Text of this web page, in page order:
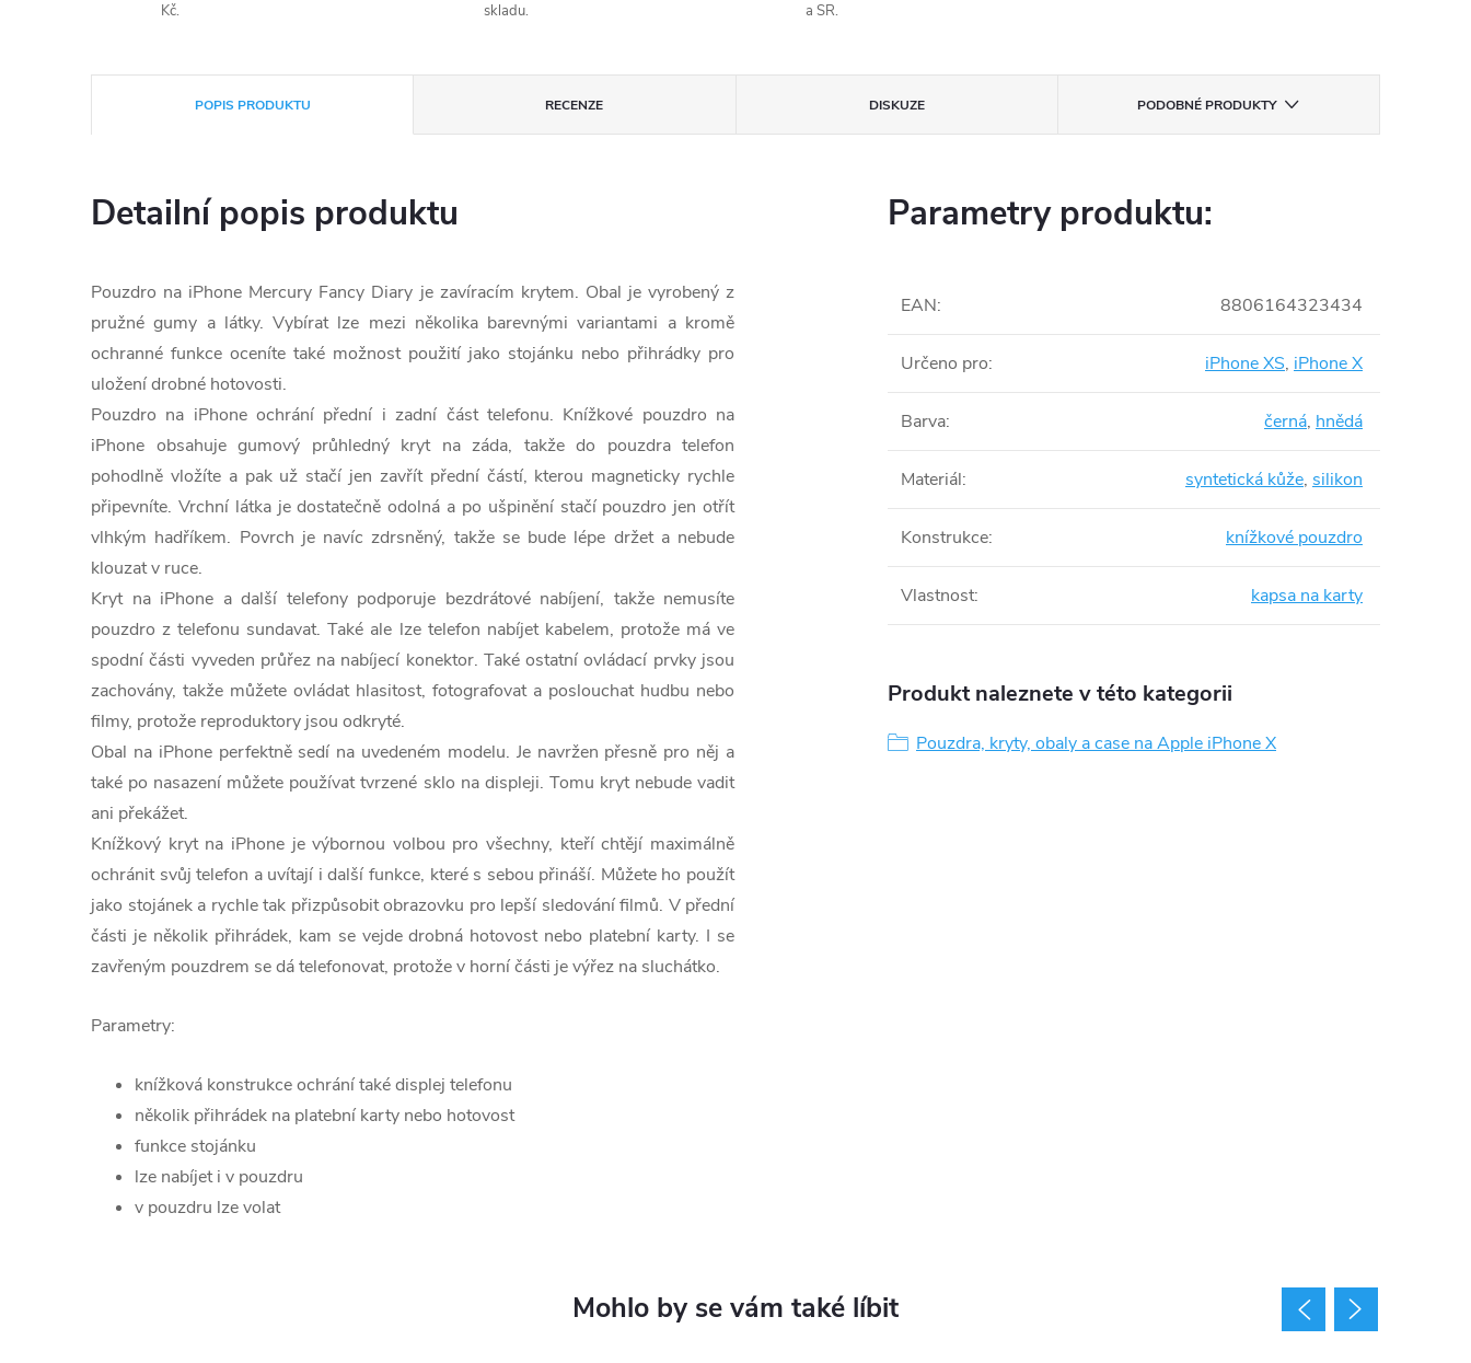
Kč.
skladu.
a SR.
POPIS PRODUKTU RECENZE DISKUZE PODOBNÉ PRODUKTY
Detailní popis produktu
Pouzdro na iPhone Mercury Fancy Diary je zavíracím krytem. Obal je vyrobený z
pružné gumy a látky. Vybírat lze mezi několika barevnými variantami a kromě
ochranné funkce oceníte také možnost použití jako stojánku nebo přihrádky pro
uložení drobné hotovosti.
Pouzdro na iPhone ochrání přední i zadní část telefonu. Knížkové pouzdro na
iPhone obsahuje gumový průhledný kryt na záda, takže do pouzdra telefon
pohodlně vložíte a pak už stačí jen zavřít přední částí, kterou magneticky rychle
připevníte. Vrchní látka je dostatečně odolná a po ušpinění stačí pouzdro jen otřít
vlhkým hadříkem. Povrch je navíc zdrsněný, takže se bude lépe držet a nebude
klouzat v ruce.
Kryt na iPhone a další telefony podporuje bezdrátové nabíjení, takže nemusíte
pouzdro z telefonu sundavat. Také ale lze telefon nabíjet kabelem, protože má ve
spodní části vyveden průřez na nabíjecí konektor. Také ostatní ovládací prvky jsou
zachovány, takže můžete ovládat hlasitost, fotografovat a poslouchat hudbu nebo
filmy, protože reproduktory jsou odkryté.
Obal na iPhone perfektně sedí na uvedeném modelu. Je navržen přesně pro něj a
také po nasazení můžete používat tvrzené sklo na displeji. Tomu kryt nebude vadit
ani překážet.
Knížkový kryt na iPhone je výbornou volbou pro všechny, kteří chtějí maximálně
ochránit svůj telefon a uvítají i další funkce, které s sebou přináší. Můžete ho použít
jako stojánek a rychle tak přizpůsobit obrazovku pro lepší sledování filmů. V přední
části je několik přihrádek, kam se vejde drobná hotovost nebo platební karty. I se
zavřeným pouzdrem se dá telefonovat, protože v horní části je výřez na sluchátko.
Parametry:
knížková konstrukce ochrání také displej telefonu
několik přihrádek na platební karty nebo hotovost
funkce stojánku
lze nabíjet i v pouzdru
v pouzdru lze volat
Parametry produktu:
EAN: 8806164323434
Určeno pro: iPhone XS, iPhone X
Barva: černá, hnědá
Materiál: syntetická kůže, silikon
Konstrukce: knížkové pouzdro
Vlastnost: kapsa na karty
Produkt naleznete v této kategorii
Pouzdra, kryty, obaly a case na Apple iPhone X